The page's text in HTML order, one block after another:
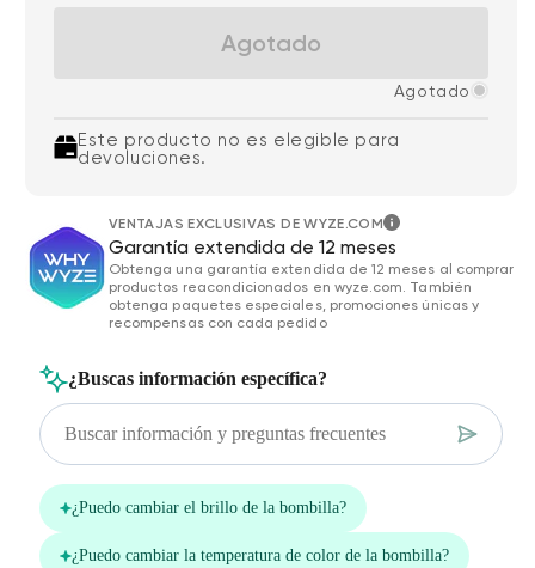
Agotado
Agotado
Este producto no es elegible para
devoluciones.
VENTAJAS EXCLUSIVAS DE WYZE.COM
Garantía extendida de 12 meses
Obtenga una garantía extendida de 12 meses al comprar
productos reacondicionados en wyze.com. También
obtenga paquetes especiales, promociones únicas y
recompensas con cada pedido